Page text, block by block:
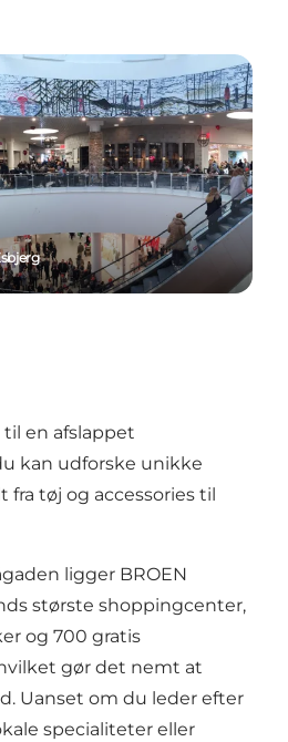
en afslappet
kan udforske unikke
tøj og accessories til
ligger BROEN
største shoppingcenter,
og 700 gratis
gør det nemt at
Uanset om du leder efter
specialiteter eller